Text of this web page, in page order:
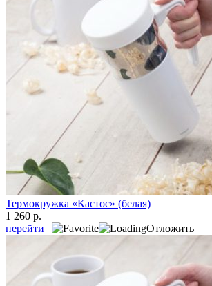
Термокружка «Кастос» (белая)
1 260 р.
перейти | Отложить